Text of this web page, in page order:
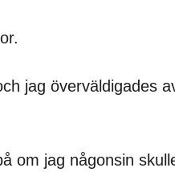
jag överväldigades
om jag någonsin